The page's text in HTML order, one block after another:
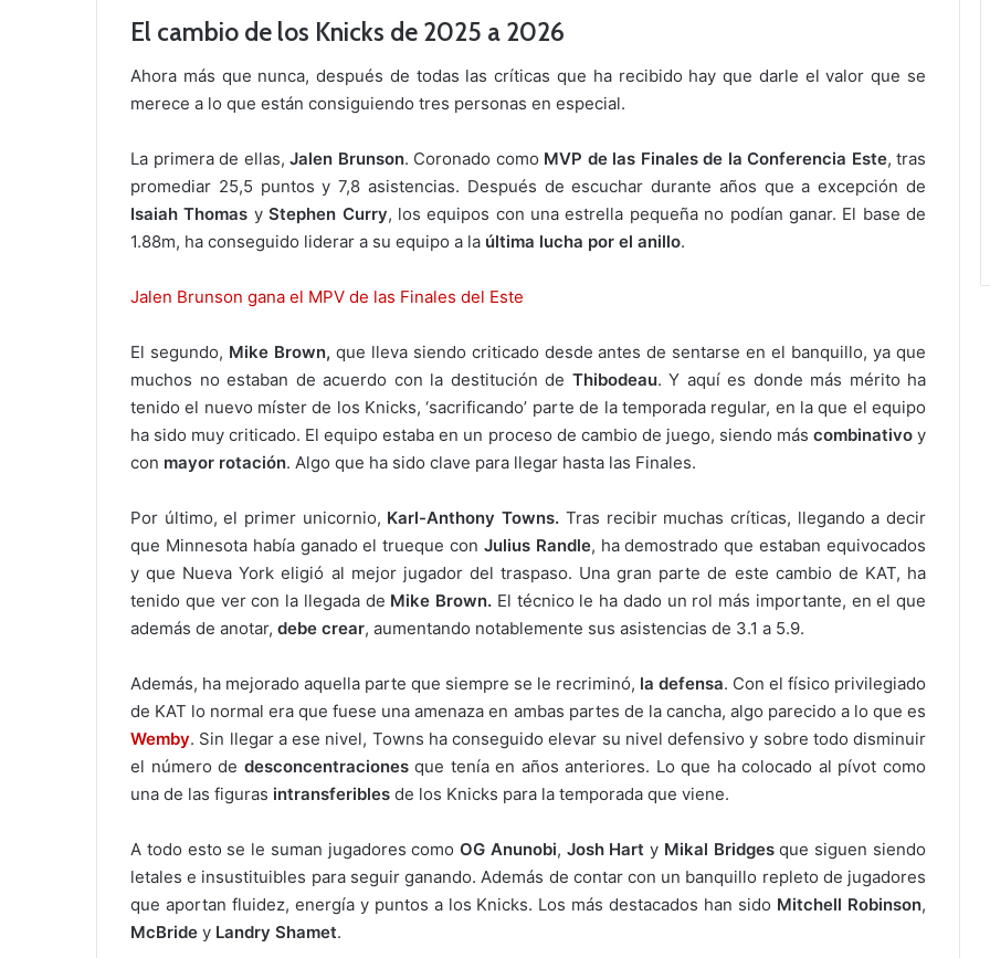
El cambio de los Knicks de 2025 a 2026
Ahora más que nunca, después de todas las críticas que ha recibido hay que darle el valor que se
merece a lo que están consiguiendo tres personas en especial.
La primera de ellas, Jalen Brunson. Coronado como MVP de las Finales de la Conferencia Este, tras
promediar 25,5 puntos y 7,8 asistencias. Después de escuchar durante años que a excepción de
Isaiah Thomas yStephen Curry, los equipos con una estrella pequeña no podían ganar. El base de
1.88m, ha conseguido liderar a su equipo a la última lucha por el anillo.
Jalen Brunson gana el MPV de las Finales del Este
El segundo, Mike Brown, que lleva siendo criticado desde antes de sentarse en el banquillo, ya que
muchos no estaban de acuerdo con la destitución de Thibodeau. Y aquí es donde más mérito ha
tenido el nuevo míster de los Knicks, ‘sacrificando’ parte de la temporada regular, en la que el equipo
ha sido muy criticado. El equipo estaba en un proceso de cambio de juego, siendo más combinativoy
con mayor rotación. Algo que ha sido clave para llegar hasta las Finales.
Por último, el primer unicornio, Karl-Anthony Towns. Tras recibir muchas críticas, llegando a decir
que Minnesota había ganado el trueque con Julius Randle, ha demostrado que estaban equivocados
y que Nueva York eligió al mejor jugador del traspaso. Una gran parte de este cambio de KAT, ha
tenido que ver con la llegada de Mike Brown. El técnico le ha dado un rol más importante, en el que
además de anotar, debe crear, aumentando notablemente sus asistencias de 3.1 a 5.9.
Además, ha mejorado aquella parte que siempre se le recriminó, la defensa. Con el físico privilegiado
de KAT lo normal era que fuese una amenaza en ambas partes de la cancha, algo parecido a lo que es
Wemby. Sin llegar a ese nivel, Towns ha conseguido elevar su nivel defensivo y sobre todo disminuir
el número de desconcentracionesque tenía en años anteriores. Lo que ha colocado al pívot como
una de las figuras intransferibles de los Knicks para la temporada que viene.
A todo esto se le suman jugadores comoOG Anunobi, Josh Hart y Mikal Bridgesque siguen siendo
letales e insustituibles para seguir ganando. Además de contar con un banquillo repleto de jugadores
que aportan fluidez, energía y puntos a los Knicks. Los más destacados han sido Mitchell Robinson,
McBride y Landry Shamet.